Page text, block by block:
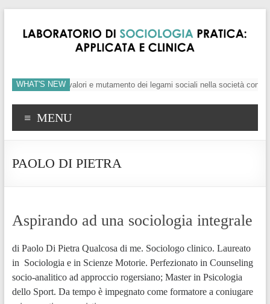
WHAT'S NEW
crisi dei valori e mutamento dei legami sociali nella società
MENU
PAOLO DI PIETRA
Aspirando ad una sociologia integrale
di Paolo Di Pietra Qualcosa di me. Sociologo clinico. Laureato
in Sociologia e in Scienze Motorie. Perfezionato in Counseling
socio-analitico ad approccio rogersiano; Master in Psicologia
dello Sport. Da tempo è impegnato come formatore a coniugare